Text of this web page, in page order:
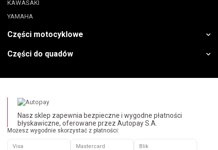
KAWASAKI
YAMAHA
Części motocyklowe
Części do quadów
Nasz sklep zapewnia bezpieczne i wygodne płatności
błyskawiczne, oferowane przez Autopay S.A.
Możesz wygodnie skorzystać z płatności:
Visa Mastercard Blik